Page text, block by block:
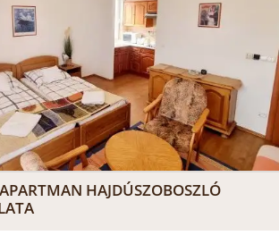
HAJDÚSZOBOSZLÓ